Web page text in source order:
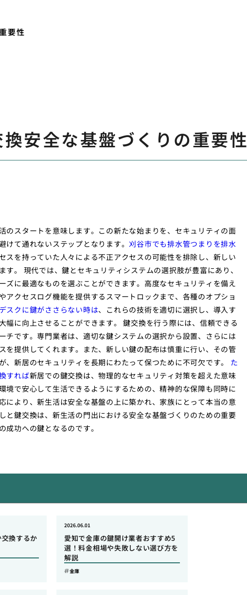
要性
安全な基盤づくりの重要性
のスタートを意味します。この新たな始まりを、セキュリティの面
て通れないステップとなります。 刈谷市でも排水管つまりを排水
スを持っていた人々による不正アクセスの可能性を排除し、新しい
。 現代では、鍵とセキュリティシステムの選択肢が豊富にあり、
ズに最適なものを選ぶことができます。高度なセキュリティを備え
アクセスログ機能を提供するスマートロックまで、各種のオプショ
スクに鍵がささらない時は、これらの技術を適切に選択し、導入す
幅に向上させることができます。 鍵交換を行う際には、信頼できる
チです。専門業者は、適切な鍵システムの選択から設置、さらには
を提供してくれます。また、新しい鍵の配布は慎重に行い、その管
新居のセキュリティを長期にわたって保つために不可欠です。 た
すれば新居での鍵交換は、物理的なセキュリティ対策を超えた意味
境で安心して生活できるようにするための、精神的な保障も同時に
により、新生活は安全な基盤の上に築かれ、家族にとって本当の意
と鍵交換は、新生活の門出における安全な基盤づくりのための重要
成功への鍵となるのです。
換するか
愛知で金庫の鍵開け業者おすすめ5
選！料金相場や失敗しない選び方を
解説
2026.06.01
金庫